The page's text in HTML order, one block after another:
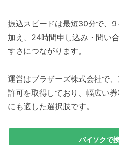
振込スピードは最短30分で、
加え、24時間申し込み・問い
すさにつながります。
運営はブラザーズ株式会社で
許可を取得しており、幅広い
にも適した選択肢です。
バイソクで